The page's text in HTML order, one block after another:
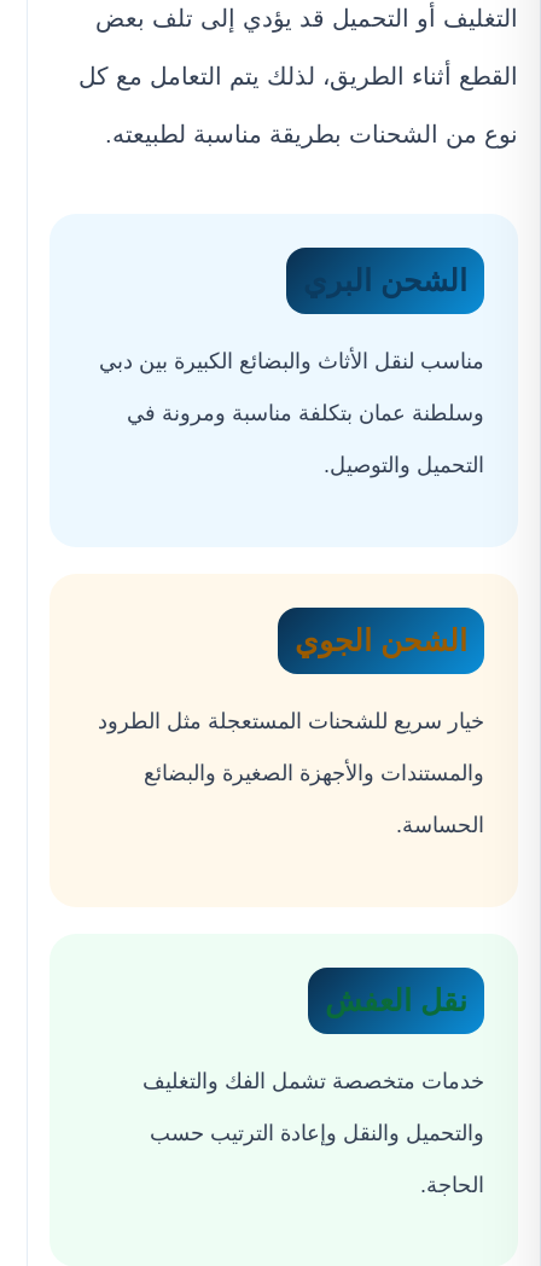
التغليف أو التحميل قد يؤدي إلى تلف بعض
القطع أثناء الطريق، لذلك يتم التعامل مع كل
نوع من الشحنات بطريقة مناسبة لطبيعته.
الشحن البري
مناسب لنقل الأثاث والبضائع الكبيرة بين دبي
وسلطنة عمان بتكلفة مناسبة ومرونة في
التحميل والتوصيل.
الشحن الجوي
خيار سريع للشحنات المستعجلة مثل الطرود
والمستندات والأجهزة الصغيرة والبضائع
الحساسة.
نقل العفش
خدمات متخصصة تشمل الفك والتغليف
والتحميل والنقل وإعادة الترتيب حسب
الحاجة.